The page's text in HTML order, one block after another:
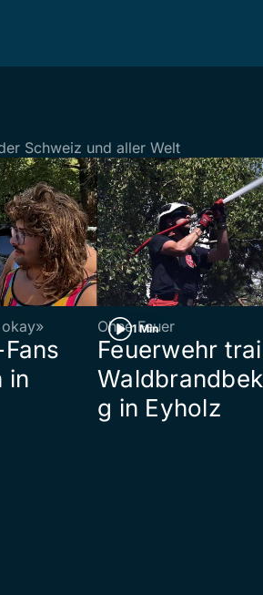
Schweiz und aller Welt
in
1 Min
Ohne Feuer
Feuerwehr
g in Eyholz